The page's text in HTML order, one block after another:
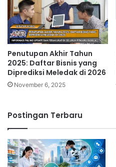
Penutupan Akhir Tahun
2025: Daftar Bisnis yang
Diprediksi Meledak di 2026
November 6, 2025
Postingan Terbaru